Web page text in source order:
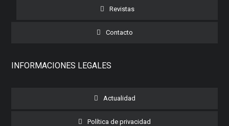
Revistas
Contacto
INFORMACIONES LEGALES
Actualidad
Política de privacidad